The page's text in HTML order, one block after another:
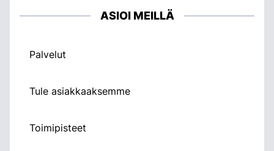
ASIOI MEILLÄ
Palvelut
Tule asiakkaaksemme
Toimipisteet